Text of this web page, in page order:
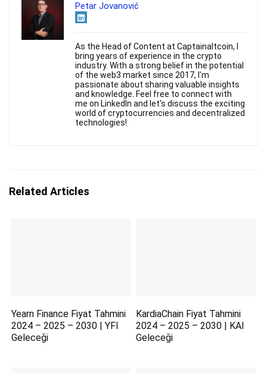
Petar Jovanović
As the Head of Content at Captainaltcoin, I
bring years of experience in the crypto
industry. With a strong belief in the potential
of the web3 market since 2017, I'm
passionate about sharing valuable insights
and knowledge. Feel free to connect with
me on LinkedIn and let's discuss the exciting
world of cryptocurrencies and decentralized
technologies!
Related Articles
Yearn Finance Fiyat Tahmini
2024 – 2025 – 2030 | YFI
Geleceği
KardiaChain Fiyat Tahmini
2024 – 2025 – 2030 | KAI
Geleceği